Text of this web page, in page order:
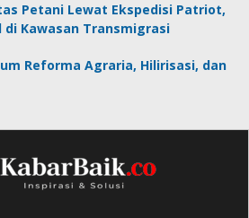
Petani Lewat Ekspedisi Patriot,
di Kawasan Transmigrasi
Reforma Agraria, Hilirisasi, dan